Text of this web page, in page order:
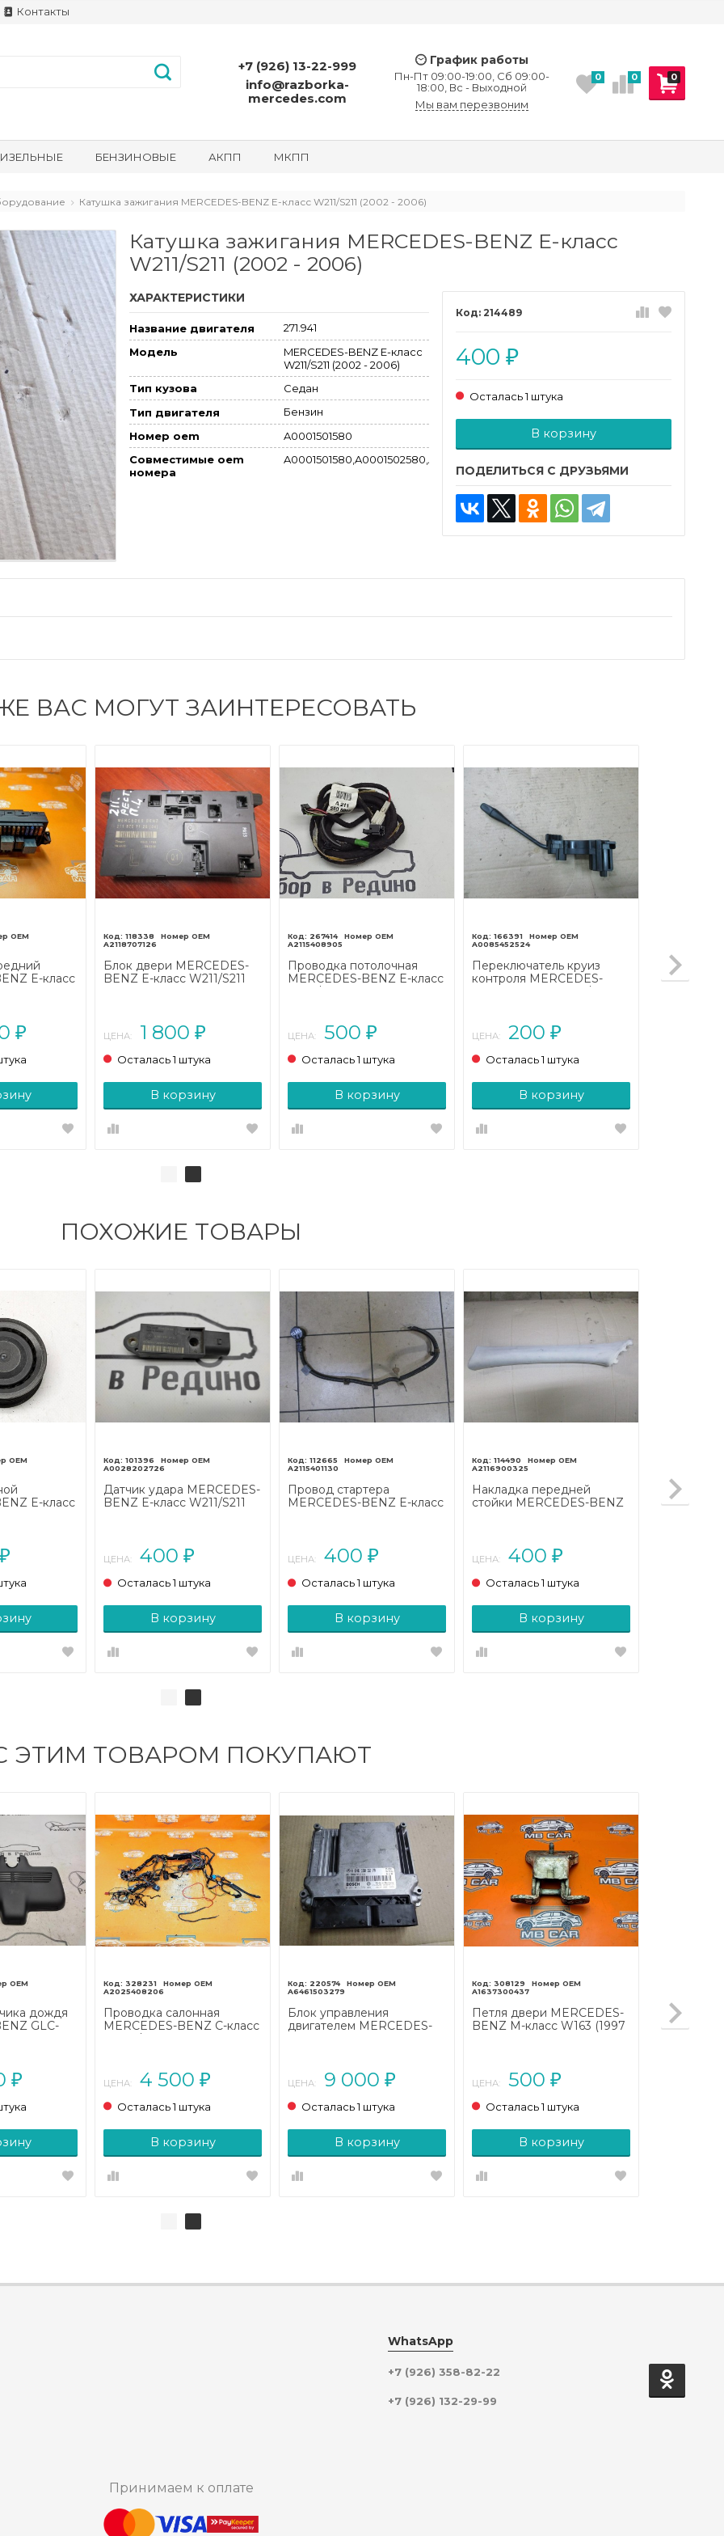
Контакты
+7 (926) 13-22-999
info@razborka-
mercedes.com
График работы
Пн-Пт 09:00-19:00, Сб 09:00-
18:00, Вс - Выходной
Мы вам перезвоним
0
0 0
БЕНЗИНОВЫЕ АКПП МКПП
Катушка зажигания MERCEDES-BENZ E-класс W211/S211 (2002 - 2006)
Катушка зажигания MERCEDES-BENZ E-класс
W211/S211 (2002 - 2006)
214489
400 ₽
Осталась 1 штука
Добавляется...
В корзину
Добавлен
ПОДЕЛИТЬСЯ С ДРУЗЬЯМИ
ХАРАКТЕРИСТИКИ
Название двигателя
271.941
Модель
MERCEDES-BENZ E-класс
W211/S211 (2002 - 2006)
Тип кузова
Седан
Тип двигателя
Бензин
Номер oem
A0001501580
Совместимые oem
номера
A0001501580,A0001502580,A0001502980
ВАС МОГУТ ЗАИНТЕРЕСОВАТЬ
E-класс
₽
118338
A2118707126
Блок двери MERCEDES-
BENZ E-класс W211/S211
ЦЕНА: 1 800 ₽
Осталась 1 штука
В корзину
267414
A2115408905
Проводка потолочная
MERCEDES-BENZ E-класс
W211/S211 (2002 - 2006)
ЦЕНА: 500 ₽
Осталась 1 штука
В корзину
166391
A0085452524
Переключатель круиз
контроля MERCEDES-
BENZ E-класс W211/S211
ЦЕНА: 200 ₽
Осталась 1 штука
В корзину
ПОХОЖИЕ ТОВАРЫ
E-класс
₽
101396
A0028202726
Датчик удара MERCEDES-
BENZ E-класс W211/S211
ЦЕНА: 400 ₽
Осталась 1 штука
В корзину
112665
A2115401130
Провод стартера
MERCEDES-BENZ E-класс
ЦЕНА: 400 ₽
Осталась 1 штука
В корзину
114490
A2116900325
Накладка передней
стойки MERCEDES-BENZ
ЦЕНА: 400 ₽
Осталась 1 штука
В корзину
ЭТИМ ТОВАРОМ ПОКУПАЮТ
дождя
GLC-
₽
328231
A2025408206
Проводка салонная
MERCEDES-BENZ C-класс
ЦЕНА: 4 500 ₽
Осталась 1 штука
В корзину
220574
A6461503279
Блок управления
двигателем MERCEDES-
ЦЕНА: 9 000 ₽
Осталась 1 штука
В корзину
308129
A1637300437
Петля двери MERCEDES-
BENZ M-класс W163 (1997
ЦЕНА: 500 ₽
Осталась 1 штука
В корзину
WhatsApp
+7 (926) 358-82-22
+7 (926) 132-29-99
Принимаем к оплате